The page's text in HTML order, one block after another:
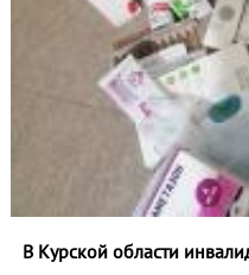
В Курской области